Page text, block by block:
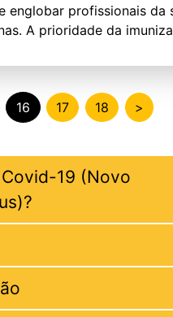
englobar profissionais da
A prioridade da
16 17 18 >
19 (Novo
família de vírus que causam
descoberto em 31 de
registrados na China, e
de coronavírus (COVID-19).
do coronavírus são